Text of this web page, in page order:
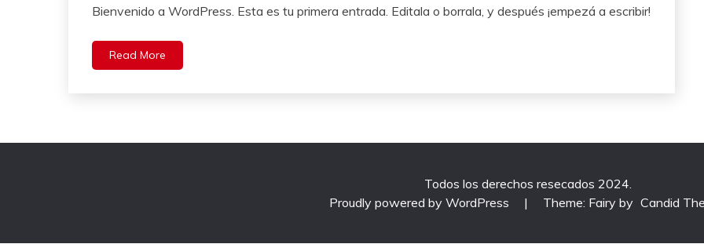
Bienvenido a WordPress. Esta es tu primera entrada. Editala o borrala, y después ¡empezá a escribir!
Read More
Todos los derechos resecados 2024.
Proudly powered by WordPress
| Theme: Fairy by Candid